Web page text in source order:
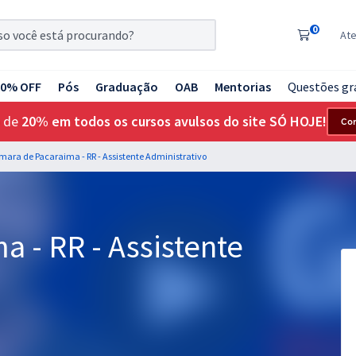
0
OFF Pós Graduação OAB Mentorias Questões
de 20% em todos os cursos avulsos do site SÓ HOJE!
de Pacaraima - RR - Assistente Administrativo
- RR - Assistente